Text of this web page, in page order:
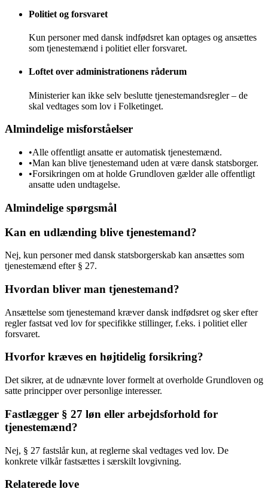
Politiet og forsvaret
Kun personer med dansk indfødsret kan optages og ansættes
som tjenestemænd i politiet eller forsvaret.
Loftet over administrationens råderum
Ministerier kan ikke selv beslutte tjenestemandsregler – de
skal vedtages som lov i Folketinget.
Almindelige misforståelser
•Alle offentligt ansatte er automatisk tjenestemænd.
•Man kan blive tjenestemand uden at være dansk statsborger.
•Forsikringen om at holde Grundloven gælder alle offentligt
ansatte uden undtagelse.
Almindelige spørgsmål
Kan en udlænding blive tjenestemand?
Nej, kun personer med dansk statsborgerskab kan ansættes som
tjenestemænd efter § 27.
Hvordan bliver man tjenestemand?
Ansættelse som tjenestemand kræver dansk indfødsret og sker efter
regler fastsat ved lov for specifikke stillinger, f.eks. i politiet eller
forsvaret.
Hvorfor kræves en højtidelig forsikring?
Det sikrer, at de udnævnte lover formelt at overholde Grundloven og
satte principper over personlige interesser.
Fastlægger § 27 løn eller arbejdsforhold for
tjenestemænd?
Nej, § 27 fastslår kun, at reglerne skal vedtages ved lov. De
konkrete vilkår fastsættes i særskilt lovgivning.
Relaterede love